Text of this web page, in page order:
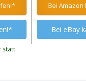
Bei
Bei eBay
statt.